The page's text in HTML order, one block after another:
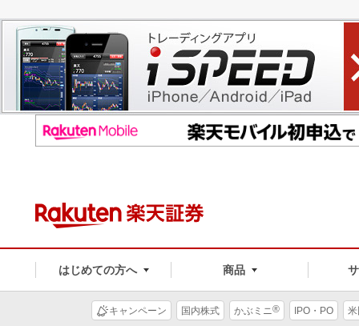
はじめての方へ 商品
キャンペーン 国内株式 かぶミニ® IPO・PO